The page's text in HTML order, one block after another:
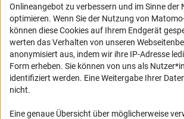
Erklärung zur Barrierefreiheit
Barriere melden
DFG-aktuell
Erhalten Sie Neuigkeiten aus der DFG direkt in Ihr
schauen Sie sich die Ausgaben online an.
Onlineangebot zu verbessern und im Sinne der
optimieren. Wenn Sie der Nutzung von
können diese Cookies auf Ihrem Endgerät
werten das Verhalten von unseren
anonymisiert aus, indem wir ihre IP-Adresse
Form erheben. Sie können von uns als
identifiziert werden. Eine Weitergabe Ihrer
nicht.
Eine genaue Übersicht über möglicherweise